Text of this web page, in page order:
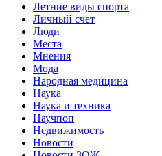
Летние виды спорта
Личный счет
Люди
Места
Мнения
Мода
Народная медицина
Наука
Наука и техника
Научпоп
Недвижимость
Новости